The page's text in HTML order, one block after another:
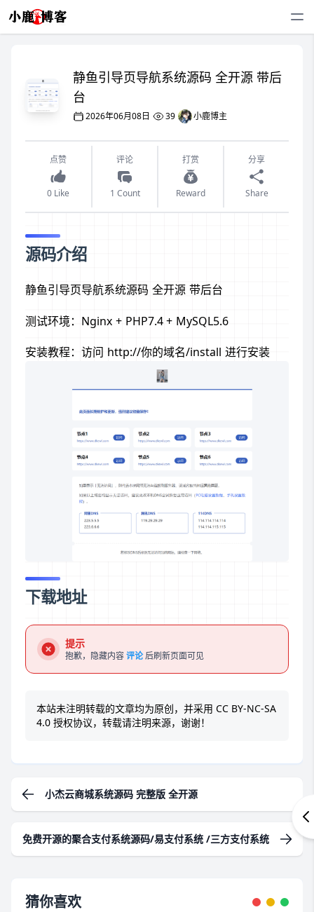
静鱼引导页导航系统源码 全开源 带后
台
2026年06月08日 39 小鹿博主
点赞
0 Like
评论
1 Count
打赏
Reward
分享
Share
源码介绍
静鱼引导页导航系统源码 全开源 带后台
测试环境：Nginx + PHP7.4 + MySQL5.6
安装教程：访问 http://你的域名/install 进行安装
下载地址
提示
抱歉，隐藏内容评论后刷新页面可见
本站未注明转载的文章均为原创，并采用 CC BY-NC-SA
4.0 授权协议，转载请注明来源，谢谢！
小杰云商城系统源码 完整版 全开源
免费开源的聚合支付系统源码/易支付系统 /三方支付系统
猜你喜欢